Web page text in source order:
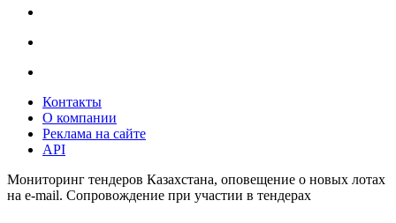
Контакты
О компании
Реклама на сайте
API
Мониторинг тендеров Казахстана, оповещение о новых лотах
на e-mail. Сопровождение при участии в тендерах